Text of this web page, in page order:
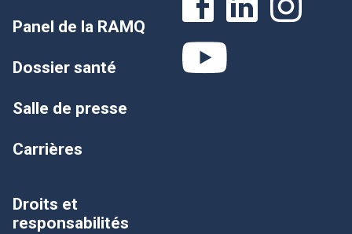
Panel de la RAMQ
Dossier santé
Salle de presse
Carrières
Droits et
responsabilités